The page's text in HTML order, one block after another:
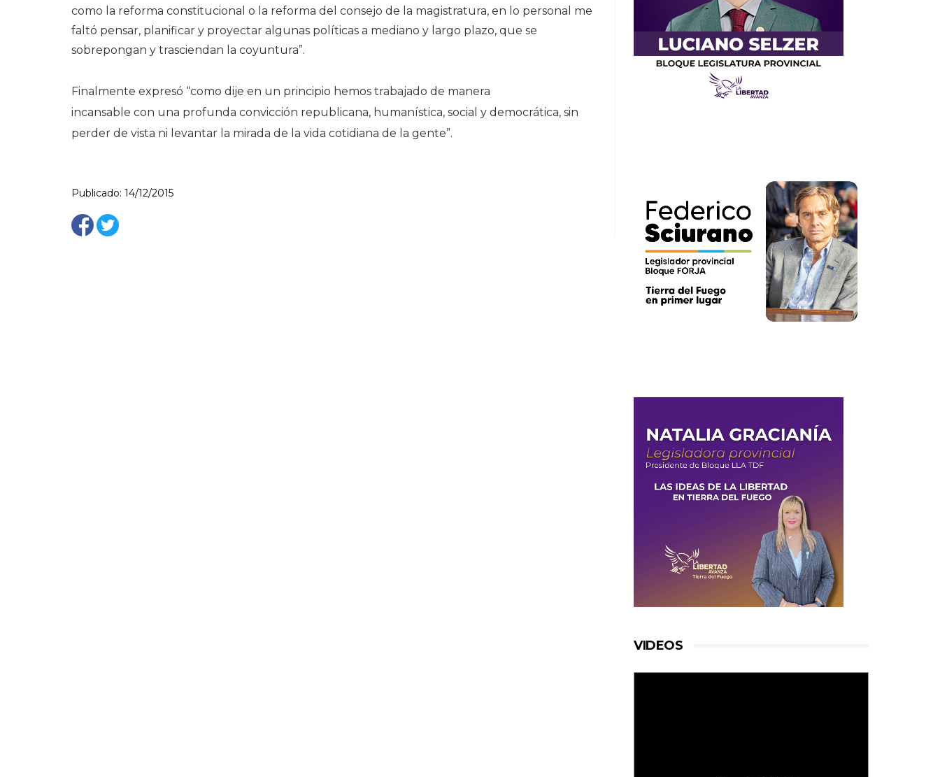
como la reforma constitucional o la reforma del consejo de la magistratura, en lo personal me
faltó pensar, planificar y proyectar algunas políticas a mediano y largo plazo, que se
sobrepongan y trasciendan la coyuntura”.
Finalmente expresó “como dije en un principio hemos trabajado de manera
incansable con una profunda convicción republicana, humanística, social y democrática, sin
perder de vista ni levantar la mirada de la vida cotidiana de la gente”.
Publicado: 14/12/2015
VIDEOS